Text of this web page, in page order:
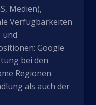
Medien),
Verfügbarkeiten
und
Google
bei den
Regionen
als auch der